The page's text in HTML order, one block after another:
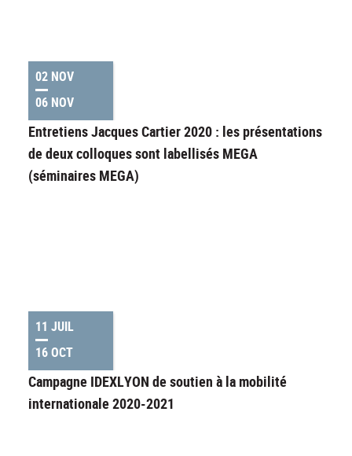
02 NOV
06 NOV
Entretiens Jacques Cartier 2020 : les présentations
de deux colloques sont labellisés MEGA
(séminaires MEGA)
11 JUIL
16 OCT
Campagne IDEXLYON de soutien à la mobilité
internationale 2020-2021